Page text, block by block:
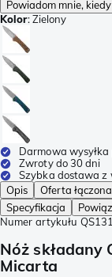
Powiadom mnie,
Kolor:Zielony
Darmowa
Zwroty do 30 dni
Szybka dostawa z
Opis
Oferta łączona
Specyfikacja
Numer artykułu
Nóż składany
Micarta